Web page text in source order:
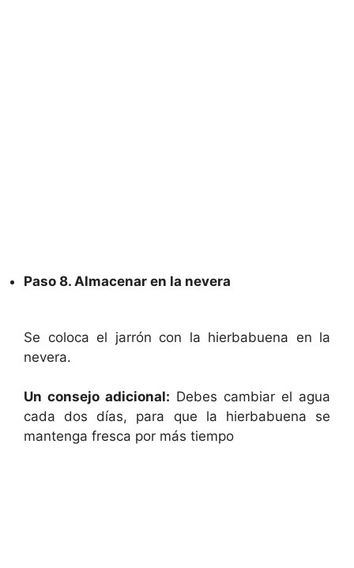
Paso 8. Almacenar en la nevera
Se coloca el jarrón con la hierbabuena en la
nevera.
Un consejo adicional: Debes cambiar el agua
cada dos días, para que la hierbabuena se
mantenga fresca por más tiempo